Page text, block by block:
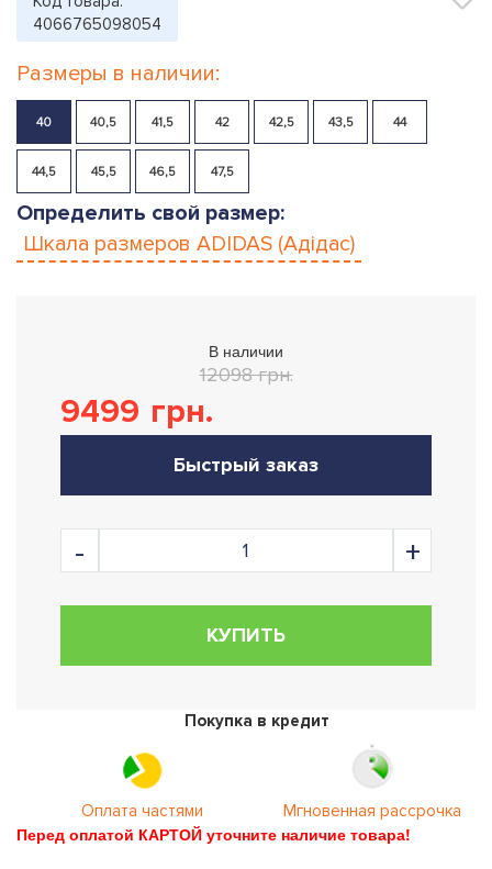
4066765098054
Размеры в наличии:
40 40,5 41,5 42 42,5 43,5 44
44,5 45,5 46,5 47,5
Определить свой размер:
Шкала размеров ADIDAS (Адідас)
В наличии
12098 грн.
9499 грн.
Быстрый заказ
КУПИТЬ
Покупка в кредит
Оплата частями Мгновенная рассрочка
Перед оплатой КАРТОЙ уточните наличие товара!